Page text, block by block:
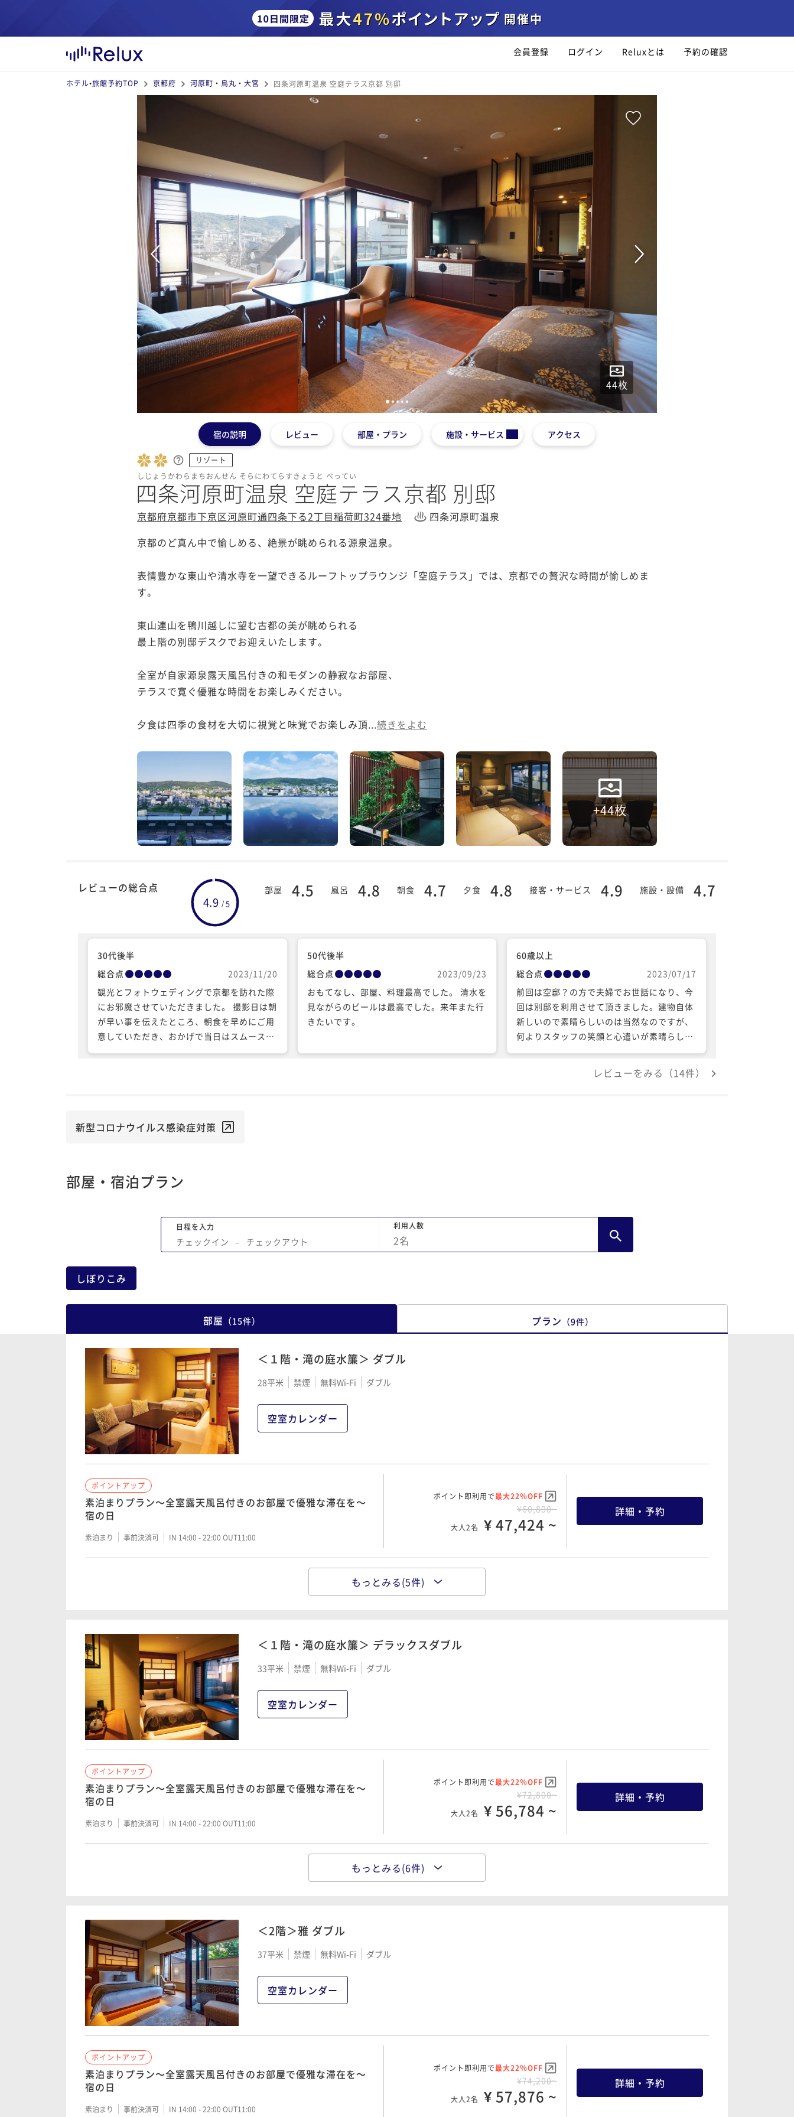
会員登録 ログイン Reluxとは 予約の確認
ホテル•旅館予約TOP 京都府 河原町・烏丸・大宮 四条河原町温泉 空庭テラス京都 別邸
44枚
1 234 5
宿の説明 レビュー 部屋・プラン 施設・サービス アクセス
リゾート
しじょうかわらまちおんせん そらにわてらすきょうと べってい
四条河原町温泉 空庭テラス京都 別邸
京都府京都市下京区河原町通四条下る2丁目稲荷町324番地
四条河原町温泉
京都のど真ん中で愉しめる、絶景が眺められる源泉温泉。
表情豊かな東山や清水寺を一望できるルーフトップラウンジ「空庭テラス」では、京都での贅沢な時間が愉しめま
す。
東山連山を鴨川越しに望む古都の美が眺められる
最上階の別邸デスクでお迎えいたします。
全室が自家源泉露天風呂付きの和モダンの静寂なお部屋、
テラスで寛ぐ優雅な時間をお楽しみください。
夕食は四季の食材を大切に視覚と味覚でお楽しみ頂...続きをよむ
+44枚
レビューの総合点
4.9 /5
部屋 4.5 風呂 4.8 朝食 4.7 夕食 4.8 接客・サービス 4.9 施設・設備 4.7
30代後半
総合点
2023/11/20
観光とフォトウェディングで京都を訪れた際
にお邪魔させていただきました。 撮影日は朝
が早い事を伝えたところ、朝食を早めにご用
意していただき、おかげで当日はスムースに
行動できました。 その際は大変ありがとうご
50代後半
総合点
2023/09/23
おもてなし、部屋、料理最高でした。 清水を
見ながらのビールは最高でした。来年また行
きたいです。
60歳以上
総合点
2023/07/17
前回は空邸？の方で夫婦でお世話になり、今
回は別邸を利用させて頂きました。建物自体
新しいので素晴らしいのは当然なのですが、
何よりスタッフの笑顔と心遣いが素晴らしか
ったです。 祇園祭の当日も翌日も猛暑であり
ましたが、着衣や振る舞いの乱れなく、しか
も帰り掛けには、天気が良いからとわざわざ
レビューをみる（14件）
新型コロナウイルス感染症対策
部屋・宿泊プラン
日程を入力
チェックイン − チェックアウト
利用人数
2名
しぼりこみ
部屋 （15件） プラン （9件）
＜１階・滝の庭水簾＞ ダブル
28平米 禁煙 無料Wi-Fi ダブル
空室カレンダー
ポイントアップ
素泊まりプラン～全室露天風呂付きのお部屋で優雅な滞在を～
宿の日
素泊まり 事前決済可 IN 14:00 - 22:00 OUT11:00
ポイント即利用で最大22％OFF
¥60,800~
大人2名 ¥ 47,424 ~
詳細・予約
【早期予約限定60日前割】～四季折々の京料理～京の朝ごはん
ポイントアップ
【早期予約限定30日前割】～四季折々の京料理～京の朝ごはん
を、京懐石のレストランで贅沢に【朝食付き】
朝食付き 事前決済可 IN 15:00 - 22:00 OUT11:00
ポイントアップ
～四季折々の京料理～京の朝ごはんを、割烹のレストランで贅
沢に 【朝食付き】
朝食付き 事前決済可 IN 14:00 - 24:00 OUT11:00
ポイント即利用で最大7％OFF
¥72,800~
大人2名 ¥ 67,704 ~
詳細・予約
【早期予約限定60日前割】自家源泉の露天風呂付客室で優雅な
ポイント即利用で
ポイントアップ
■京の美食を愉しむ■2食付きプラン
二食付き 現地決済可 事前決済可 IN 14:00 - 19:00 OUT11:00
もっとみる(5件)
＜１階・滝の庭水簾＞ デラックスダブル
33平米 禁煙 無料Wi-Fi ダブル
空室カレンダー
ポイントアップ
素泊まりプラン～全室露天風呂付きのお部屋で優雅な滞在を～
宿の日
素泊まり 事前決済可 IN 14:00 - 22:00 OUT11:00
ポイント即利用で最大22％OFF
¥72,800~
大人2名 ¥ 56,784 ~
詳細・予約
【早期予約限定60日前割】～四季折々の京料理～京の朝ごはん
ポイントアップ
【早期予約限定30日前割】～四季折々の京料理～京の朝ごはん
を、京懐石のレストランで贅沢に【朝食付き】
朝食付き 事前決済可 IN 15:00 - 22:00 OUT11:00
ポイントアップ
【期間限定・開業4周年記念】4年間の感謝を込めて ～特別料金
＆宿泊者限定特典付き～＜素泊まり＞
素泊まり 現地決済可 事前決済可 IN 14:00 - 22:00 OUT11:00
ポイント即利用で最大7％OFF
¥83,700~
大人2名 ¥ 77,841 ~
詳細・予約
もっとみる(6件)
＜2階＞雅 ダブル
37平米 禁煙 無料Wi-Fi ダブル
空室カレンダー
ポイントアップ
素泊まりプラン～全室露天風呂付きのお部屋で優雅な滞在を～
宿の日
素泊まり 事前決済可 IN 14:00 - 22:00 OUT11:00
ポイント即利用で最大22％OFF
¥74,200~
大人2名 ¥ 57,876 ~
詳細・予約